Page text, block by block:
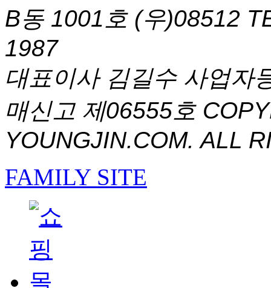
B동 1001호 (우)08512
1987
대표이사 김길수 사업자
매신고 제06555호
YOUNGJIN.COM. ALL
FAMILY SITE